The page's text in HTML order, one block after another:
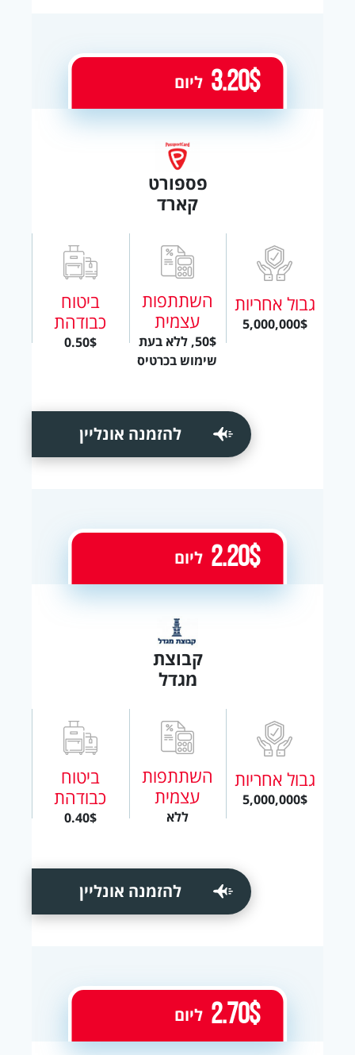
פספורט
קארד
גבול אחריות
5,000,000$
השתתפות
עצמית
50$, ללא בעת
שימוש בכרטיס
ביטוח
כבודהת
0.50$
3.20$ ליום
להזמנה אונליין
קבוצת
מגדל
גבול אחריות
5,000,000$
השתתפות
עצמית
ללא
ביטוח
כבודהת
0.40$
2.20$ ליום
להזמנה אונליין
2.70$ ליום